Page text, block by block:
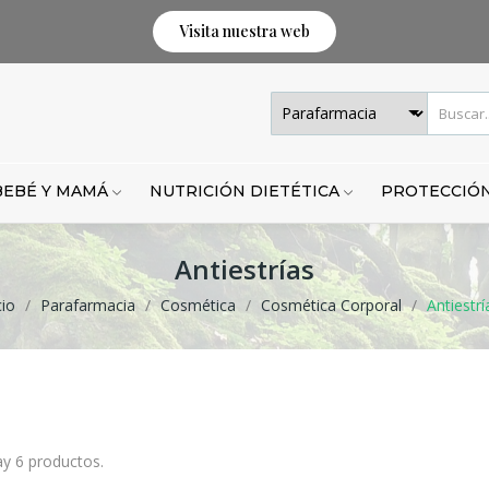
Visita nuestra web
Y MAMÁ NUTRICIÓN DIETÉTICA
Antiestrías
Parafarmacia Cosmética Cosmética Corporal
6 productos.